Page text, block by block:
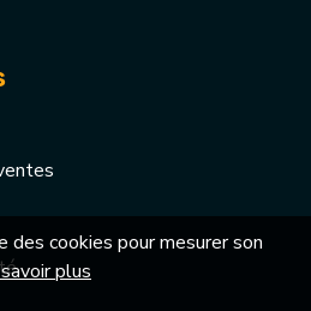
des cookies pour mesurer son
plus